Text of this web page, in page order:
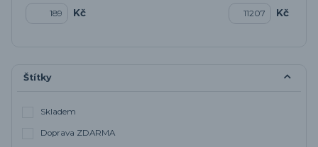
Kč Kč
Štítky
Skladem
Doprava ZDARMA